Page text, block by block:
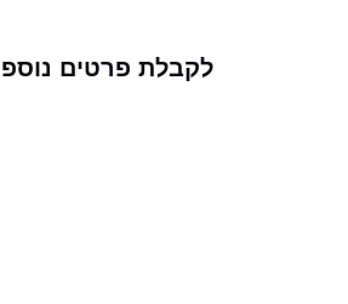
לקבלת פרטים